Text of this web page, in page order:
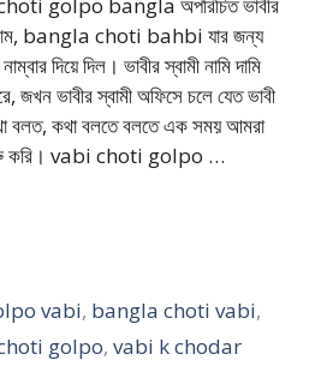
golpo bangla অপরিচিত ভাবীর
bangla choti bahbi যার জন্য
দিয়ে দিল। ভাবীর স্বামী নামি দামি
জখন ভাবীর স্বামী অফিসে চলে যেত ভাবী
বলত, কথা বলতে বলতে এক সময় আমরা
সুরু করি। vabi choti golpo …
vabi, bangla choti vabi,
golpo, vabi k chodar